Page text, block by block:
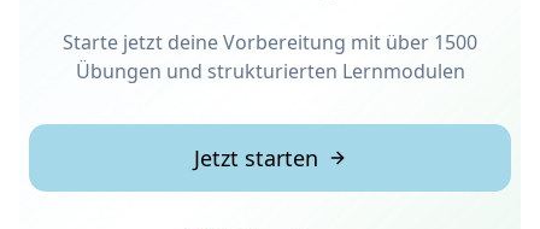
Starte jetzt deine Vorbereitung mit über 1500
Übungen und strukturierten Lernmodulen
Jetzt starten